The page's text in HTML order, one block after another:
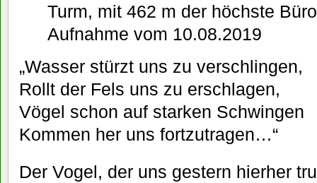
Turm, mit 462 m der höchste
Aufnahme vom 10.08.2019
„Wasser stürzt uns zu verschlingen,
Rollt der Fels uns zu erschlagen,
Vögel schon auf starken Schwingen
Kommen her uns fortzutragen…“
Der Vogel, der uns gestern hierher